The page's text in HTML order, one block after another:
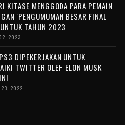
KITASE MENGGODA PARA PEMAIN
'PENGUMUMAN BESAR FINAL
UNTUK TAHUN 2023
2023
DIPEKERJAKAN UNTUK
TWITTER OLEH ELON MUSK
23, 2022